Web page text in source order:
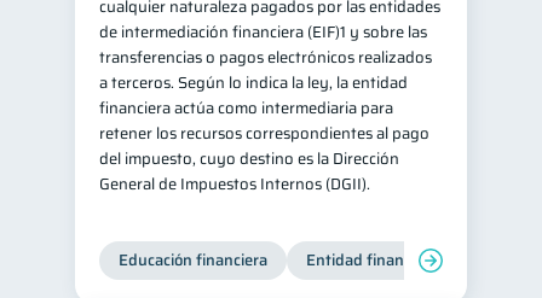
cualquier naturaleza pagados por las entidades
de intermediación financiera (EIF)1 y sobre las
transferencias o pagos electrónicos realizados
a terceros. Según lo indica la ley, la entidad
financiera actúa como intermediaria para
retener los recursos correspondientes al pago
del impuesto, cuyo destino es la Dirección
General de Impuestos Internos (DGII).
Educación financiera Entidad financiera